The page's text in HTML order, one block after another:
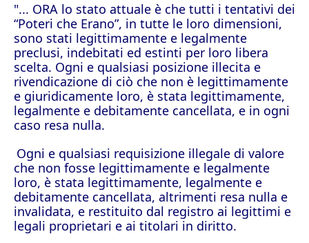
"... ORA lo stato attuale è che tutti i tentativi dei
“Poteri che Erano”, in tutte le loro dimensioni,
sono stati legittimamente e legalmente
preclusi, indebitati ed estinti per loro libera
scelta. Ogni e qualsiasi posizione illecita e
rivendicazione di ciò che non è legittimamente
e giuridicamente loro, è stata legittimamente,
legalmente e debitamente cancellata, e in ogni
caso resa nulla.
Ogni e qualsiasi requisizione illegale di valore
che non fosse legittimamente e legalmente
loro, è stata legittimamente, legalmente e
debitamente cancellata, altrimenti resa nulla e
invalidata, e restituito dal registro ai legittimi e
legali proprietari e ai titolari in diritto.